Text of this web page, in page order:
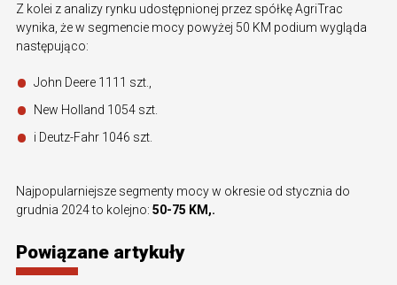
Z kolei z analizy rynku udostępnionej przez spółkę AgriTrac
wynika, że w segmencie mocy powyżej 50 KM podium wygląda
następująco:
John Deere 1111 szt.,
New Holland 1054 szt.
i Deutz-Fahr 1046 szt.
Najpopularniejsze segmenty mocy w okresie od stycznia do
grudnia 2024 to kolejno: 50-75 KM,.
Powiązane artykuły